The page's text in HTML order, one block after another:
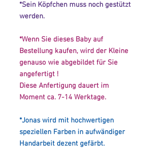
*Sein Köpfchen muss noch gestützt
werden.
*Wenn Sie dieses Baby auf
Bestellung kaufen, wird der Kleine
genauso wie abgebildet für Sie
angefertigt !
Diese Anfertigung dauert im
Moment ca. 7-14 Werktage.
*Jonas wird mit hochwertigen
speziellen Farben in aufwändiger
Handarbeit dezent gefärbt.